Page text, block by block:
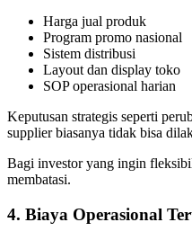
Harga jual produk
Program promo nasional
Sistem distribusi
Layout dan display toko
SOP operasional harian
Keputusan strategis seperti
supplier biasanya tidak bisa
Bagi investor yang ingin
membatasi.
4. Biaya Operasional